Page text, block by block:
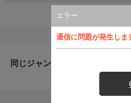
エラー
通信に問題が発生しま
同じジャンルのおすすめ番組